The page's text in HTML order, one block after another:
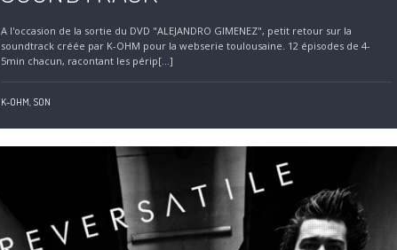
A l'occasion de la sortie du DVD "ALEJANDRO GIMENEZ", petit retour sur la
soundtrack créée par K-OHM pour la webserie toulousaine. 12 épisodes de 4-
5min chacun, racontant les périp[...]
K-OHM, SON